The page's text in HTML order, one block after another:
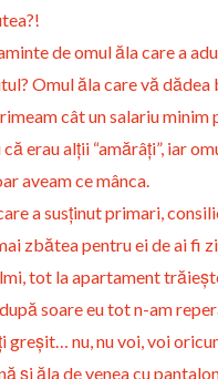
de omul ăla care a
Omul ăla care vă dădea
cât un salariu minim
erau alții “amărâți”, iar
aveam ce mânca.
a susținut primari,
zbătea pentru ei de ai fi
tot la apartament
soare eu tot n-am
greșit… nu, nu voi, voi
și ăla de venea cu